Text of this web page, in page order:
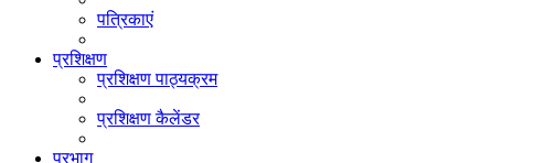
पत्रिकाएं
प्रशिक्षण
प्रशिक्षण पाठ्यक्रम
प्रशिक्षण कैलेंडर
प्रभाग